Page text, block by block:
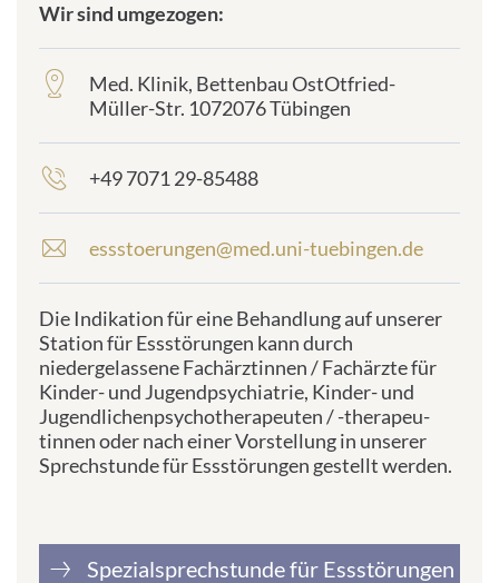
frontend.sr-
Wir sind umgezogen:
frontend.sr-
only_#
Med. Klinik, Bettenbau OstOtfried-
Müller-Str. 1072076 Tübingen
frontend.sr-
+49 7071 29-85488
E
a
i
l
a
d
d
r
s
:
essstoerungen@med.uni-tuebingen.de
Die Indikation für eine Behandlung auf unserer
Station für Essstörungen kann durch
niedergelassene Fachärztinnen / Fachärzte für
Kinder- und Jugendpsychiatrie, Kinder- und
Jugendlichenpsychotherapeuten / -therapeu-
tinnen oder nach einer Vorstellung in unserer
Sprechstunde für Essstörungen gestellt werden.
Spezialsprechstunde für Essstörungen